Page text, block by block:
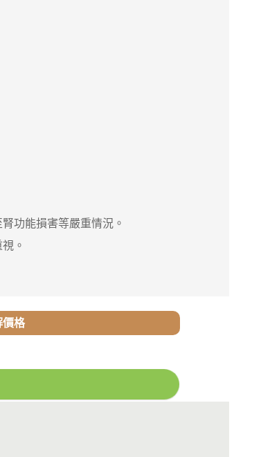
功能損害等嚴重情況。
。
價格